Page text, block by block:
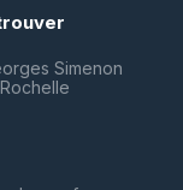
Simenon